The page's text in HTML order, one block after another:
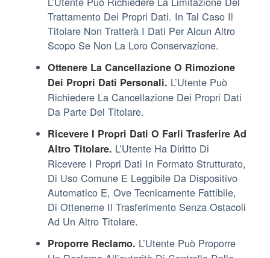
Trattamento Dei Propri Dati. In Tal Caso Il
Titolare Non Tratterà I Dati Per Alcun Altro
Scopo Se Non La Loro Conservazione.
Ottenere La Cancellazione O Rimozione
Dei Propri Dati Personali. L’Utente Può
Richiedere La Cancellazione Dei Propri Dati
Da Parte Del Titolare.
Ricevere I Propri Dati O Farli Trasferire Ad
Altro Titolare. L’Utente Ha Diritto Di
Ricevere I Propri Dati In Formato Strutturato,
Di Uso Comune E Leggibile Da Dispositivo
Automatico E, Ove Tecnicamente Fattibile,
Di Ottenerne Il Trasferimento Senza Ostacoli
Ad Un Altro Titolare.
Proporre Reclamo. L’Utente Può Proporre